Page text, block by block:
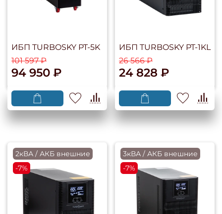
ИБП TURBOSKY PT-5K
101 597 ₽
94 950 ₽
ИБП TURBOSKY PT-1KL
26 566 ₽
24 828 ₽
2кВА / АКБ внешние
-7%
3кВА / АКБ внешние
-7%